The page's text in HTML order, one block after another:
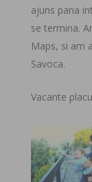
ajuns pana
se termina.
Maps, si am
Savoca.
Vacante